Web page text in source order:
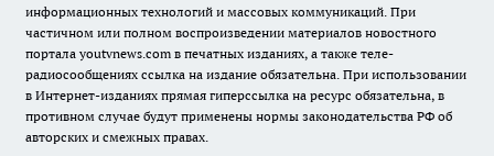
информационных технологий и массовых коммуникаций. При
частичном или полном воспроизведении материалов новостного
портала youtvnews.com в печатных изданиях, а также теле-
радиосообщениях ссылка на издание обязательна. При использовании
в Интернет-изданиях прямая гиперссылка на ресурс обязательна, в
противном случае будут применены нормы законодательства РФ об
авторских и смежных правах.